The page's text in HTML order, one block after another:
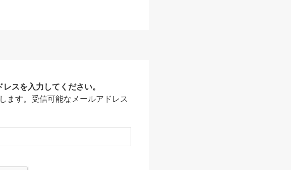
スを入力してください。
ます。受信可能なメールアドレス